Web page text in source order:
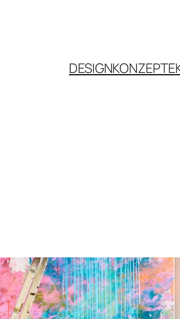
DESIGNKONZEPTE